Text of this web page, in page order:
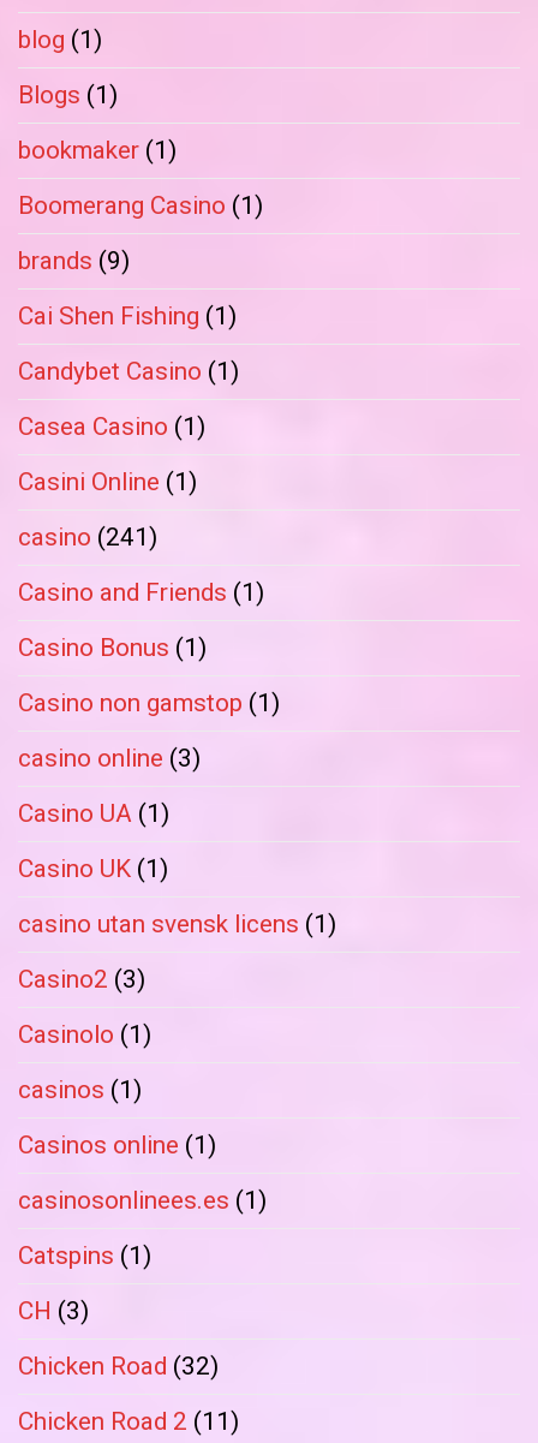
blog (1)
Blogs (1)
bookmaker (1)
Boomerang Casino (1)
brands (9)
Cai Shen Fishing (1)
Candybet Casino (1)
Casea Casino (1)
Casini Online (1)
casino (241)
Casino and Friends (1)
Casino Bonus (1)
Casino non gamstop (1)
casino online (3)
Casino UA (1)
Casino UK (1)
casino utan svensk licens (1)
Casino2 (3)
Casinolo (1)
casinos (1)
Casinos online (1)
casinosonlinees.es (1)
Catspins (1)
CH (3)
Chicken Road (32)
Chicken Road 2 (11)